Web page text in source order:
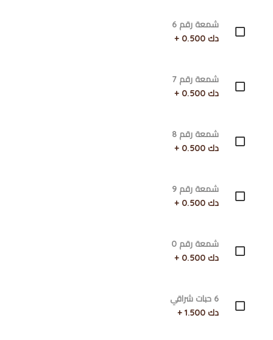
شمعة رقم 6
دك 0.500 +
شمعة رقم 7
دك 0.500 +
شمعة رقم 8
دك 0.500 +
شمعة رقم 9
دك 0.500 +
شمعة رقم 0
دك 0.500 +
6 حبات شراقي
دك 1.500 +